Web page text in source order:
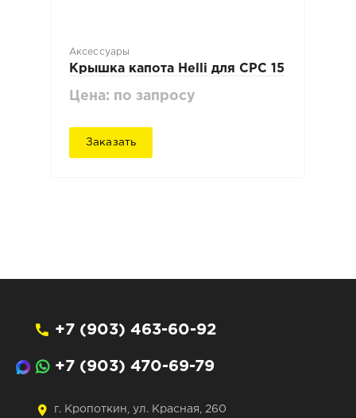
Аксессуары
Крышка капота Нelli для CPC 15
Цена: по запросу
Заказать
+7 (903) 463-60-92
+7 (903) 470-69-79
г. Кропоткин, ул. Красная, 260